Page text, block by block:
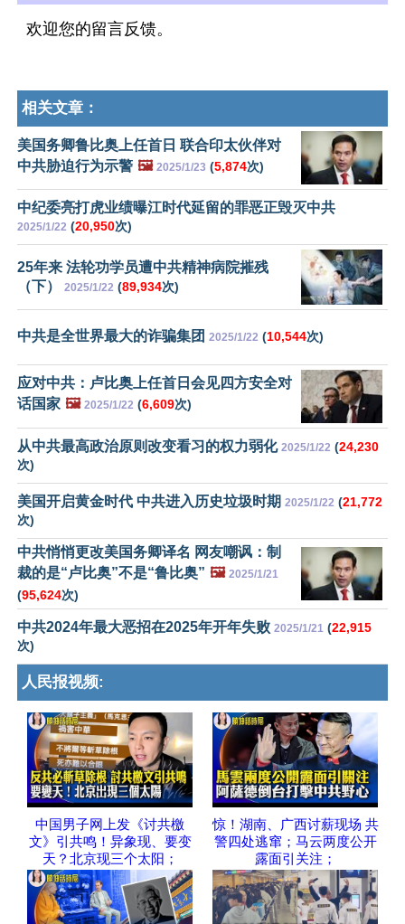
欢迎您的留言反馈。
相关文章：
美国务卿鲁比奥上任首日 联合印太伙伴对
中共胁迫行为示警 🖼️ 2025/1/23 (5,874次)
中纪委亮打虎业绩曝江时代延留的罪恶正毁灭中共
2025/1/22 (20,950次)
25年来 法轮功学员遭中共精神病院摧残
（下）
2025/1/22 (89,934次)
中共是全世界最大的诈骗集团 2025/1/22 (10,544次)
应对中共：卢比奥上任首日会见四方安全对
话国家 🖼️ 2025/1/22 (6,609次)
从中共最高政治原则改变看习的权力弱化 2025/1/22 (24,230
次)
美国开启黄金时代 中共进入历史垃圾时期 2025/1/22 (21,772
次)
中共悄悄更改美国务卿译名 网友嘲讽：制
裁的是“卢比奥”不是“鲁比奥” 🖼️ 2025/1/21
(95,624次)
中共2024年最大恶招在2025年开年失败 2025/1/21 (22,915
次)
人民报视频:
中国男子网上发《讨共檄
文》引共鸣！异象现、要变
天？北京现三个太阳；
惊！湖南、广西讨薪现场 共
警四处逃窜；马云两度公开
露面引关注；